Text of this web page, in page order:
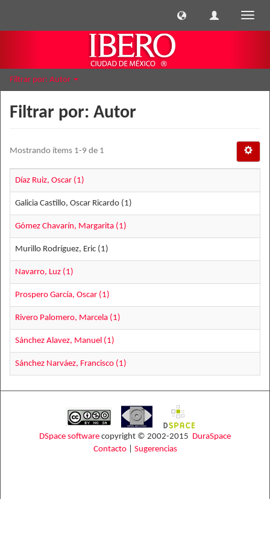
Filtrar por: Autor
Filtrar por: Autor
Mostrando ítems 1-9 de 1
Díaz Ruiz, Oscar (1)
Galicia Castillo, Oscar Ricardo (1)
Gómez Chavarín, Margarita (1)
Murillo Rodríguez, Eric (1)
Navarro, Luz (1)
Prospero García, Oscar (1)
Rivero Palomero, Marcela (1)
Sánchez Alavez, Manuel (1)
Sánchez Narváez, Francisco (1)
DSpace software copyright © 2002-2015 DuraSpace
Contacto| Sugerencias